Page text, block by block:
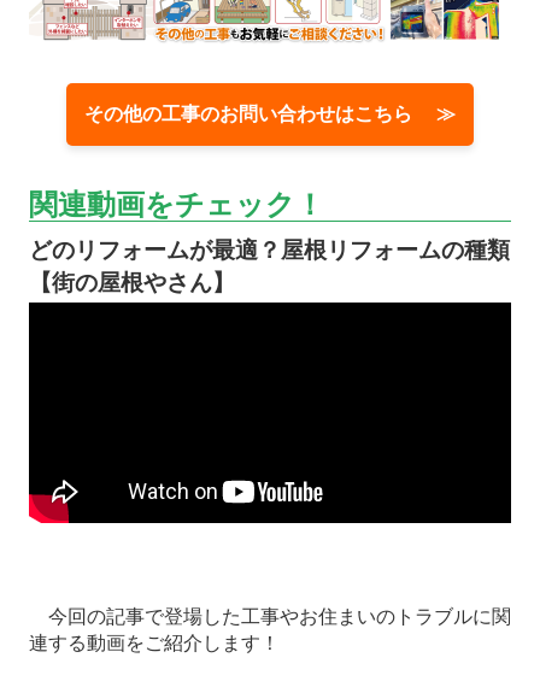
その他の工事のお問い合わせはこちら ≫
関連動画をチェック！
どのリフォームが最適？屋根リフォームの種類
【街の屋根やさん】
今回の記事で登場した工事やお住まいのトラブルに関
連する動画をご紹介します！